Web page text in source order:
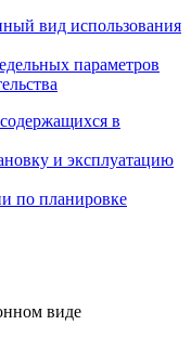
вид использования
параметров
в
и эксплуатацию
по планировке
виде